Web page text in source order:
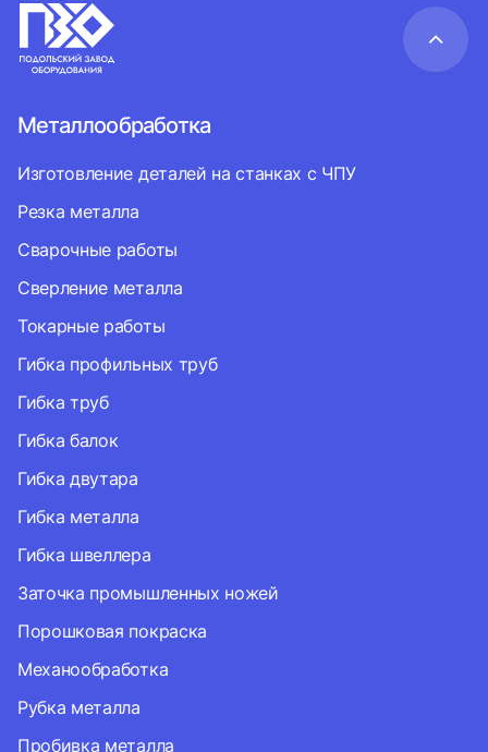
Металлообработка
Изготовление деталей на станках с ЧПУ
Резка металла
Сварочные работы
Сверление металла
Токарные работы
Гибка профильных труб
Гибка труб
Гибка балок
Гибка двутара
Гибка металла
Гибка швеллера
Заточка промышленных ножей
Порошковая покраска
Механообработка
Рубка металла
Пробивка металла